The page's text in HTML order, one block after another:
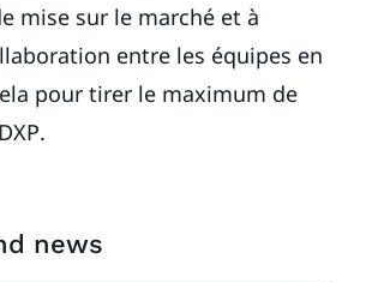
mise sur le marché et à
entre les équipes en
pour tirer le maximum de
news